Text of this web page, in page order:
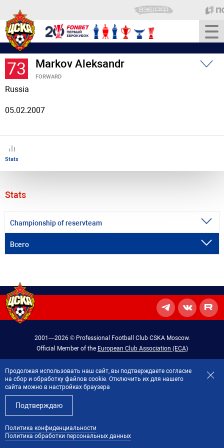
73 Markov Aleksandr
FORWARD
Russia
05.02.2007
Stats
Stats
Championship of reservteam
Всего
2001—2026 © Professional Football Club CSKA Moscow.
Official Member of the European Club Association (ECA)
Made byProfity
Продолжая использовать наш сайт, вы подтверждаете согласие
на сбор и обработку файлов cookie. Отключить их для нашего
сайта можно в настройках браузера
Подтверждаю
Политика конфиденциальности
Политика обработки персональных данных